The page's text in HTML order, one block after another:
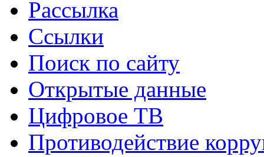
Рассылка
Ссылки
Поиск по сайту
Открытые данные
Цифровое ТВ
Противодействие